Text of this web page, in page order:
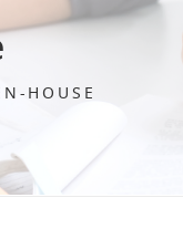
HOUSE